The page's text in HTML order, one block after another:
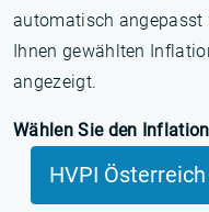
automatisch angepasst
Ihnen gewählten
angezeigt.
Wählen Sie den
HVPI Österreich